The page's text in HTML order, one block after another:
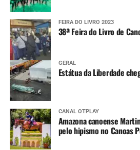
FEIRA DO LIVRO 2023
38ª Feira do Livro de
GERAL
Estátua da Liberdade
CANAL OTPLAY
Amazona canoense
pelo hipismo no Canoas